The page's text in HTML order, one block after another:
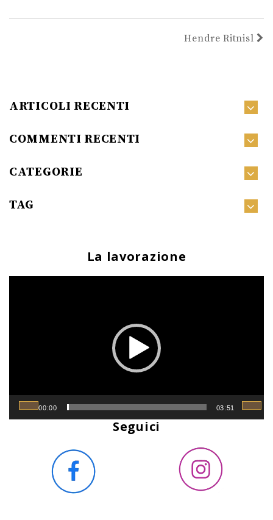
Hendre Ritnisl
ARTICOLI RECENTI
COMMENTI RECENTI
CATEGORIE
TAG
La lavorazione
00:00 03:51
Seguici